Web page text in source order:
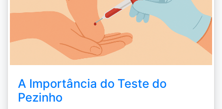
A Importância do Teste do
Pezinho